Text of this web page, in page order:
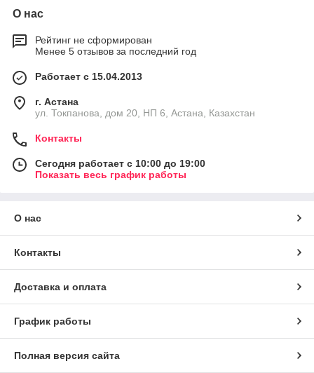
О нас
Рейтинг не сформирован
Менее 5 отзывов за последний год
Работает с 15.04.2013
г. Астана
ул. Токпанова, дом 20, НП 6, Астана, Казахстан
Контакты
Сегодня работает с 10:00 до 19:00
Показать весь график работы
О нас
Контакты
Доставка и оплата
График работы
Полная версия сайта